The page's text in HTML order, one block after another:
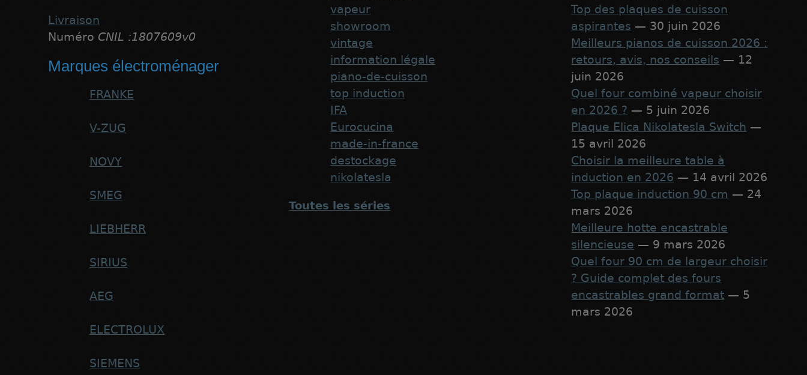
Livraison
Numéro CNIL :1807609v0
Marques électroménager
FRANKE
V-ZUG
NOVY
SMEG
LIEBHERR
SIRIUS
AEG
ELECTROLUX
SIEMENS
vapeur
showroom
vintage
information légale
piano-de-cuisson
top induction
IFA
Eurocucina
made-in-france
destockage
nikolatesla
Toutes les séries
Top des plaques de cuisson
aspirantes — 30 juin 2026
Meilleurs pianos de cuisson 2026 :
retours, avis, nos conseils — 12
juin 2026
Quel four combiné vapeur choisir
en 2026 ? — 5 juin 2026
Plaque Elica Nikolatesla Switch —
15 avril 2026
Choisir la meilleure table à
induction en 2026 — 14 avril 2026
Top plaque induction 90 cm — 24
mars 2026
Meilleure hotte encastrable
silencieuse — 9 mars 2026
Quel four 90 cm de largeur choisir
? Guide complet des fours
encastrables grand format — 5
mars 2026